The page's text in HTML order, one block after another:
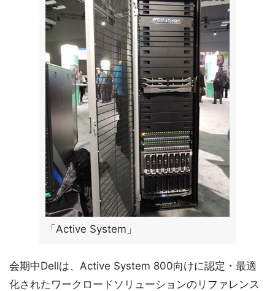
「Active System」
会期中Dellは、Active System 800向けに認定・最適
化されたワークロードソリューションのリファレンス